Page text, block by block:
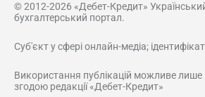
© 2012-2026 «Дебет-Кредит»
бухгалтерський портал.
Суб'єкт у сфері онлайн-медіа;
Використання публікацій можливе
згодою редакції «Дебет-Кредит»